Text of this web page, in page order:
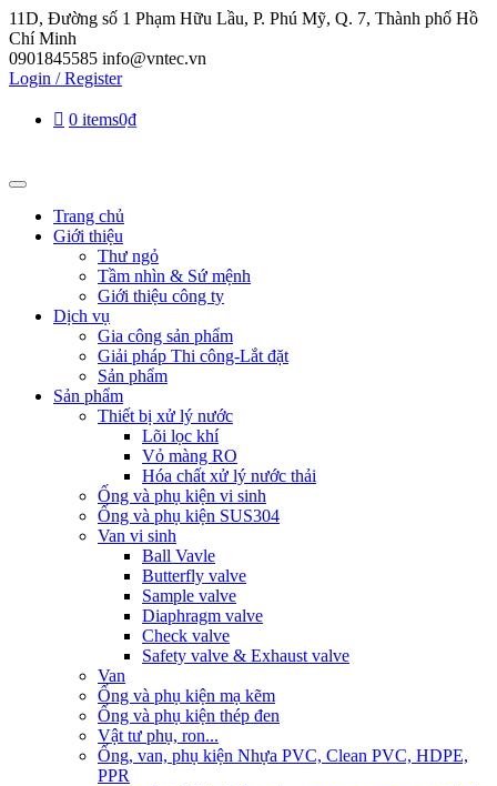
11D, Đường số 1 Phạm Hữu Lầu, P. Phú Mỹ, Q. 7, Thành phố Hồ
Chí Minh
0901845585 info@vntec.vn
Login / Register
0 items0₫
Trang chủ
Giới thiệu
Thư ngỏ
Tầm nhìn & Sứ mệnh
Giới thiệu công ty
Dịch vụ
Gia công sản phẩm
Giải pháp Thi công-Lắt đặt
Sản phẩm
Sản phẩm
Thiết bị xử lý nước
Lõi lọc khí
Vỏ màng RO
Hóa chất xử lý nước thải
Ống và phụ kiện vi sinh
Ống và phụ kiện SUS304
Van vi sinh
Ball Vavle
Butterfly valve
Sample valve
Diaphragm valve
Check valve
Safety valve & Exhaust valve
Van
Ống và phụ kiện mạ kẽm
Ống và phụ kiện thép đen
Vật tư phụ, ron...
Ống, van, phụ kiện Nhựa PVC, Clean PVC, HDPE,
PPR